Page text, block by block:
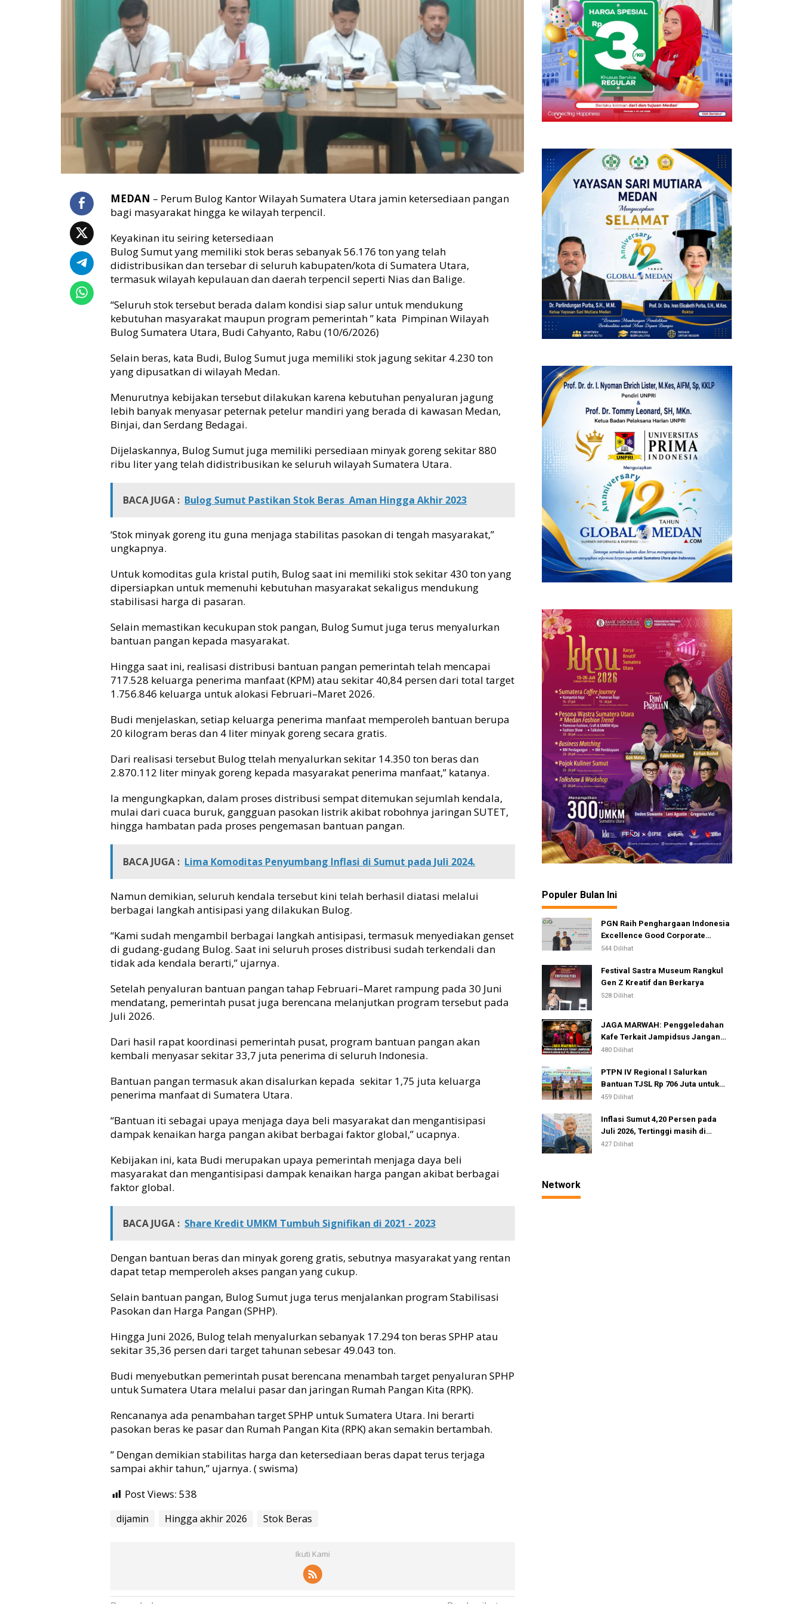
b
a
h
B
a
t
u
a
n
P
n
,
u
o
g
S
u
u
J
a
i
n
t
o
k
e
r
a
i
g
g
a
k
h
i
2
2
MEDAN – Perum Bulog Kantor Wilayah Sumatera Utara jamin ketersediaan pangan
bagi masyarakat hingga ke wilayah terpencil.
Keyakinan itu seiring ketersediaan
Bulog Sumut yang memiliki stok beras sebanyak 56.176 ton yang telah
didistribusikan dan tersebar di seluruh kabupaten/kota di Sumatera Utara,
termasuk wilayah kepulauan dan daerah terpencil seperti Nias dan Balige.
“Seluruh stok tersebut berada dalam kondisi siap salur untuk mendukung
kebutuhan masyarakat maupun program pemerintah ” kata Pimpinan Wilayah
Bulog Sumatera Utara, Budi Cahyanto, Rabu (10/6/2026)
Selain beras, kata Budi, Bulog Sumut juga memiliki stok jagung sekitar 4.230 ton
yang dipusatkan di wilayah Medan.
Menurutnya kebijakan tersebut dilakukan karena kebutuhan penyaluran jagung
lebih banyak menyasar peternak petelur mandiri yang berada di kawasan Medan,
Binjai, dan Serdang Bedagai.
Dijelaskannya, Bulog Sumut juga memiliki persediaan minyak goreng sekitar 880
ribu liter yang telah didistribusikan ke seluruh wilayah Sumatera Utara.
BACA JUGA : Bulog Sumut Pastikan Stok Beras Aman Hingga Akhir 2023
‘Stok minyak goreng itu guna menjaga stabilitas pasokan di tengah masyarakat,”
ungkapnya.
Untuk komoditas gula kristal putih, Bulog saat ini memiliki stok sekitar 430 ton yang
dipersiapkan untuk memenuhi kebutuhan masyarakat sekaligus mendukung
stabilisasi harga di pasaran.
Selain memastikan kecukupan stok pangan, Bulog Sumut juga terus menyalurkan
bantuan pangan kepada masyarakat.
Hingga saat ini, realisasi distribusi bantuan pangan pemerintah telah mencapai
717.528 keluarga penerima manfaat (KPM) atau sekitar 40,84 persen dari total target
1.756.846 keluarga untuk alokasi Februari–Maret 2026.
Budi menjelaskan, setiap keluarga penerima manfaat memperoleh bantuan berupa
20 kilogram beras dan 4 liter minyak goreng secara gratis.
Dari realisasi tersebut Bulog ttelah menyalurkan sekitar 14.350 ton beras dan
2.870.112 liter minyak goreng kepada masyarakat penerima manfaat,” katanya.
Ia mengungkapkan, dalam proses distribusi sempat ditemukan sejumlah kendala,
mulai dari cuaca buruk, gangguan pasokan listrik akibat robohnya jaringan SUTET,
hingga hambatan pada proses pengemasan bantuan pangan.
BACA JUGA : Lima Komoditas Penyumbang Inflasi di Sumut pada Juli 2024.
Namun demikian, seluruh kendala tersebut kini telah berhasil diatasi melalui
berbagai langkah antisipasi yang dilakukan Bulog.
“Kami sudah mengambil berbagai langkah antisipasi, termasuk menyediakan genset
di gudang-gudang Bulog. Saat ini seluruh proses distribusi sudah terkendali dan
tidak ada kendala berarti,” ujarnya.
Setelah penyaluran bantuan pangan tahap Februari–Maret rampung pada 30 Juni
mendatang, pemerintah pusat juga berencana melanjutkan program tersebut pada
Juli 2026.
Dari hasil rapat koordinasi pemerintah pusat, program bantuan pangan akan
kembali menyasar sekitar 33,7 juta penerima di seluruh Indonesia.
Bantuan pangan termasuk akan disalurkan kepada sekitar 1,75 juta keluarga
penerima manfaat di Sumatera Utara.
“Bantuan iti sebagai upaya menjaga daya beli masyarakat dan mengantisipasi
dampak kenaikan harga pangan akibat berbagai faktor global,” ucapnya.
Kebijakan ini, kata Budi merupakan upaya pemerintah menjaga daya beli
masyarakat dan mengantisipasi dampak kenaikan harga pangan akibat berbagai
faktor global.
BACA JUGA : Share Kredit UMKM Tumbuh Signifikan di 2021 - 2023
Dengan bantuan beras dan minyak goreng gratis, sebutnya masyarakat yang rentan
dapat tetap memperoleh akses pangan yang cukup.
Selain bantuan pangan, Bulog Sumut juga terus menjalankan program Stabilisasi
Pasokan dan Harga Pangan (SPHP).
Hingga Juni 2026, Bulog telah menyalurkan sebanyak 17.294 ton beras SPHP atau
sekitar 35,36 persen dari target tahunan sebesar 49.043 ton.
Budi menyebutkan pemerintah pusat berencana menambah target penyaluran SPHP
untuk Sumatera Utara melalui pasar dan jaringan Rumah Pangan Kita (RPK).
Rencananya ada penambahan target SPHP untuk Sumatera Utara. Ini berarti
pasokan beras ke pasar dan Rumah Pangan Kita (RPK) akan semakin bertambah.
” Dengan demikian stabilitas harga dan ketersediaan beras dapat terus terjaga
sampai akhir tahun,” ujarnya. ( swisma)
Post Views: 538
dijamin Hingga akhir 2026 Stok Beras
Ikuti Kami
Populer Bulan Ini
PGN Raih Penghargaan Indonesia
Excellence Good Corporate
Governance Awards 2026
544 Dilihat
Festival Sastra Museum Rangkul
Gen Z Kreatif dan Berkarya
528 Dilihat
JAGA MARWAH: Penggeledahan
Kafe Terkait Jampidsus Jangan
Dijadikan Alat Pelemahan
480 Dilihat
PTPN IV Regional I Salurkan
Bantuan TJSL Rp 706 Juta untuk
Pembangunan Sosial
459 Dilihat
Inflasi Sumut 4,20 Persen pada
Juli 2026, Tertinggi masih di
Gunungsitoli
427 Dilihat
Network